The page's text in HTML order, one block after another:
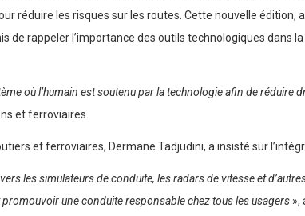
réduire les risques sur les routes. Cette nouvelle édition,
de rappeler l’importance des outils technologiques dans
où l’humain est soutenu par la technologie afin de réduire
et ferroviaires.
et ferroviaires, Dermane Tadjudini, a insisté sur
les simulateurs de conduite, les radars de vitesse et
une conduite responsable chez tous les usagers »,